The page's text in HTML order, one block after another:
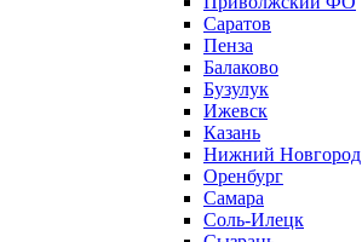
Саратов
Пенза
Балаково
Бузулук
Ижевск
Казань
Нижний Новгород
Оренбург
Самара
Соль-Илецк